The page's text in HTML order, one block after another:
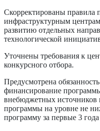
Скорректированы правила
инфраструктурным
развитию отдельных
технологической
Уточнены требования к
конкурсного отбора.
Предусмотрена
финансирование
внебюджетных источников
программы на уровне не
программу за первые 3